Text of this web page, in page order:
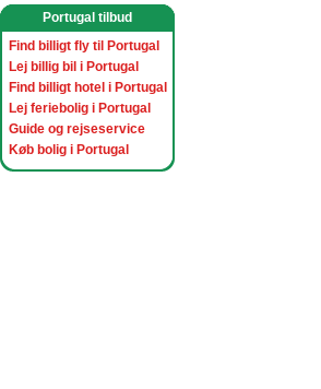
Portugal tilbud
Find billigt fly til Portugal
Lej billig bil i Portugal
Find billigt hotel i Portugal
Lej feriebolig i Portugal
Guide og rejseservice
Køb bolig i Portugal